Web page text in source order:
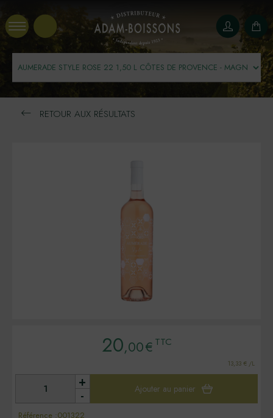
RETOUR AUX RÉSULTATS
20,00€ TTC
13,33 € /L
-
+ Ajouter au panier
Référence :001322